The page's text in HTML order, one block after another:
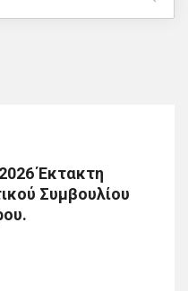
Έκτακτη
Συμβουλίου